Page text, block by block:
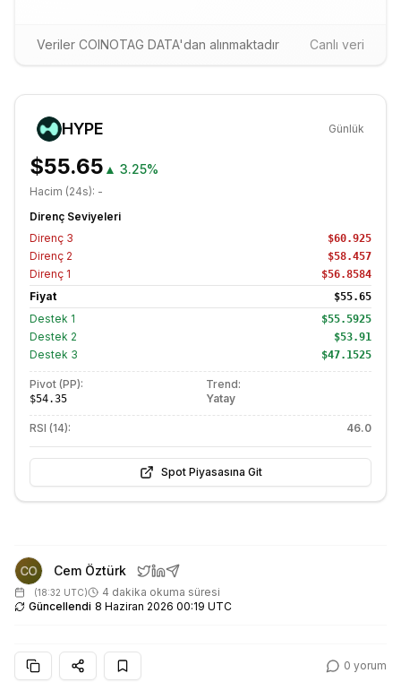
Veriler COINOTAG DATA'dan alınmaktadır Canlı veri
HYPE Günlük
$55.65 ▲ 3.25%
Hacim (24s): -
Direnç Seviyeleri
Direnç 3 $60.925
Direnç 2 $58.457
Direnç 1 $56.8584
Fiyat $55.65
Destek 1 $55.5925
Destek 2 $53.91
Destek 3 $47.1525
Pivot (PP):
$54.35
Trend:
Yatay
RSI (14): 46.0
Spot Piyasasına Git
Cem Öztürk
(18:32 UTC)
4 dakika okuma süresi
Güncellendi 8 Haziran 2026 00:19 UTC
0 yorum